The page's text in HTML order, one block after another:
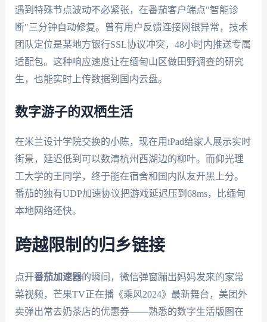
遇到特殊节点波动不必紧张，在番茄客户端点"智能诊
断"三分钟自动修复。曾有用户反馈连接网银异常，技术
团队定位是某地方银行SSL协议冲突，48小时内推送专属
适配包。这种响应速度让在缅甸山区做田野调查的研究
生，也能实时上传数据到国内云盘。
数字游子的双栖生活
在米兰设计学院交换的小陈，现在用iPad给家人展示实时
街景，延迟低到可以数清杭州西湖边的柳叶。而仰光理
工大学的王同学，终于能在宿舍和国内队友开黑上分。
番茄的独有UDP加速协议把游戏延迟压到68ms，比缅甸
本地网络还快。
跨越限制的归乡链接
点开番茄加速器的瞬间，微信弹窗蹦出妈妈发来的家常
菜视频，芒果TV正在播《乘风2024》最新舞台，美团外
卖弹出常去奶茶店的优惠券——熟悉的数字生活版图在